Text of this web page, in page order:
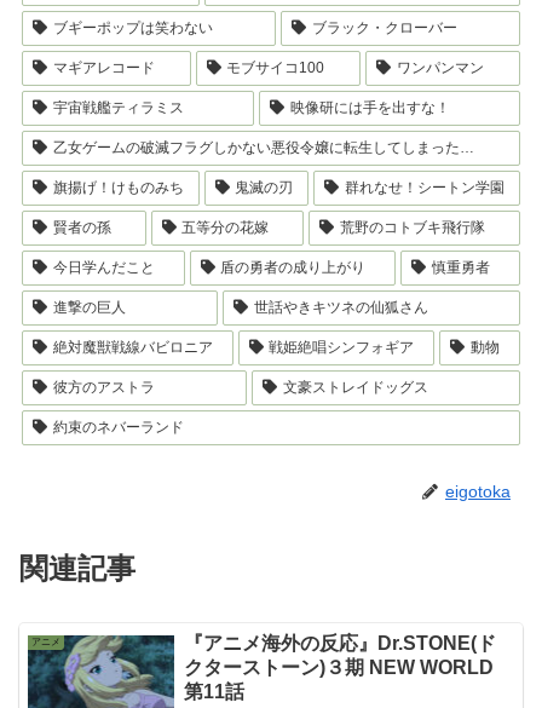
ブギーポップは笑わない ブラック・クローバー
マギアレコード モブサイコ100 ワンパンマン
宇宙戦艦ティラミス 映像研には手を出すな！
乙女ゲームの破滅フラグしかない悪役令嬢に転生してしまった…
旗揚げ！けものみち 鬼滅の刃 群れなせ！シートン学園
賢者の孫 五等分の花嫁 荒野のコトブキ飛行隊
今日学んだこと 盾の勇者の成り上がり 慎重勇者
進撃の巨人 世話やきキツネの仙狐さん
絶対魔獣戦線バビロニア 戦姫絶唱シンフォギア 動物
彼方のアストラ 文豪ストレイドッグス
約束のネバーランド
eigotoka
関連記事
アニメ
『アニメ海外の反応』Dr.STONE(ド
クターストーン)３期 NEW WORLD
第11話